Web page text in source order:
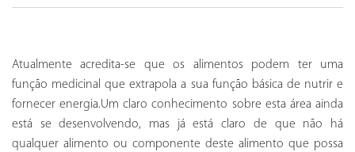
Atualmente acredita-se que os alimentos podem ter uma
função medicinal que extrapola a sua função básica de nutrir e
fornecer energia.Um claro conhecimento sobre esta área ainda
está se desenvolvendo, mas já está claro de que não há
qualquer alimento ou componente deste alimento que possa